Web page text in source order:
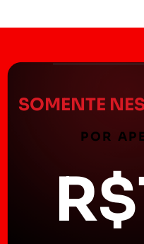
SOMENTE
POR